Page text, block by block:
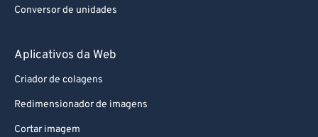
Conversor de unidades
Aplicativos da Web
Criador de colagens
Redimensionador de imagens
Cortar imagem